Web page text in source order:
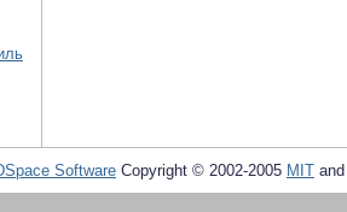
Software Copyright © 2002-2005 MIT